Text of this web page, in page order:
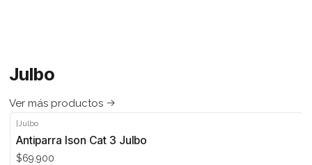
Julbo
Ver más productos
|Julbo
Antiparra Ison Cat 3 Julbo
$69.900